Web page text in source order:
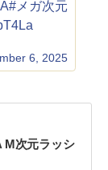
#メガ次元
6, 2025
M次元ラッシ